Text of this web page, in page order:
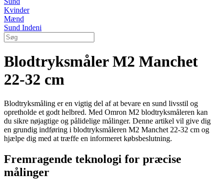
Kvinder
Mænd
Sund Indeni
Blodtryksmåler M2 Manchet
22-32 cm
Blodtryksmåling er en vigtig del af at bevare en sund livsstil og
opretholde et godt helbred. Med Omron M2 blodtryksmåleren kan
du sikre nøjagtige og pålidelige målinger. Denne artikel vil give dig
en grundig indføring i blodtryksmåleren M2 Manchet 22-32 cm og
hjælpe dig med at træffe en informeret købsbeslutning.
Fremragende teknologi for præcise
målinger